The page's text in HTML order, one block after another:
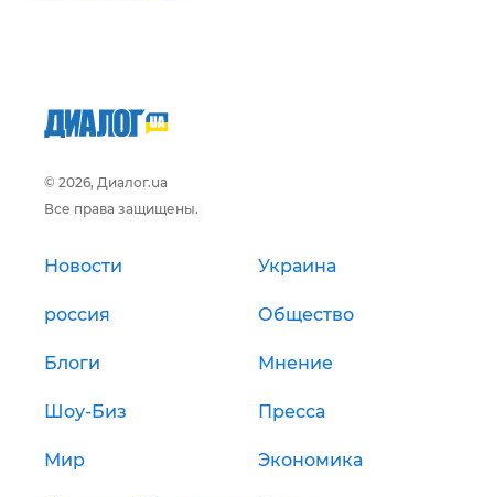
© 2026, Диалог.ua
Все права защищены.
Новости Украина
россия Общество
Блоги Мнение
Шоу-Биз Пресса
Мир Экономика